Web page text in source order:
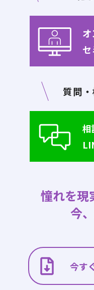
質問
相
憧れを現
今
今す